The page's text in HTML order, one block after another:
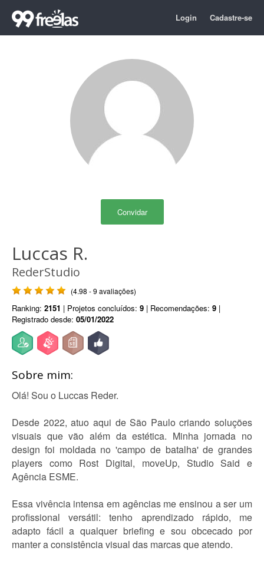
Login Cadastre-se
Convidar
Luccas R.
RederStudio
(4.98 - 9 avaliações)
Ranking: 2151 | Projetos concluídos: 9 | Recomendações: 9 |
Registrado desde: 05/01/2022
Sobre mim:
Olá! Sou o Luccas Reder.
Desde 2022, atuo aqui de São Paulo criando soluções
visuais que vão além da estética. Minha jornada no
design foi moldada no 'campo de batalha' de grandes
players como Rost Digital, moveUp, Studio Said e
Agência ESME.
Essa vivência intensa em agências me ensinou a ser um
profissional versátil: tenho aprendizado rápido, me
adapto fácil a qualquer briefing e sou obcecado por
manter a consistência visual das marcas que atendo.